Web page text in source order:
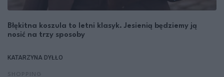
Błękitna koszula to letni klasyk. Jesienią będziemy ją
nosić na trzy sposoby
KATARZYNA DYŁŁO